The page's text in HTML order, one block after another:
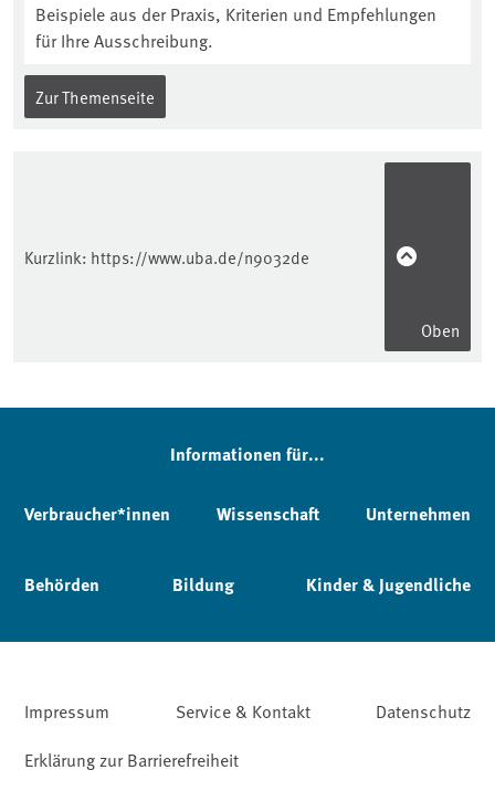
Beispiele aus der Praxis, Kriterien und Empfehlungen
für Ihre Ausschreibung.
Zur Themenseite
Kurzlink: https://www.uba.de/n9032de
Oben
Informationen für...
Verbraucher*innen Wissenschaft Unternehmen
Behörden Bildung Kinder & Jugendliche
Impressum Service & Kontakt
Datenschutz
Erklärung zur Barrierefreiheit